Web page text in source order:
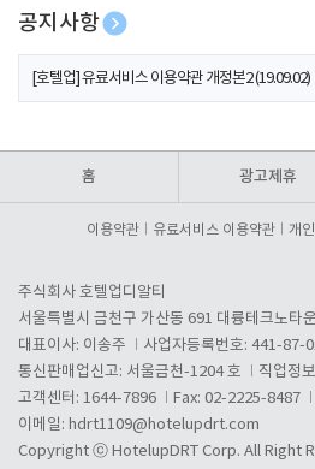
공지사항
[호텔업] 개인정보 처리방침 개정본1 (19.09.02)
[호텔업] 유료서비스 이용약관 개정본2 (19.09.02)
홈 광고제휴
이용약관 유료서비스 이용약관 개
주식회사 호텔업디알티
서울특별시 금천구 가산동 691 대륭테크노타
대표이사: 이송주
사업자등록번호: 441-87-
통신판매업신고: 서울금천-1204 호
직업정
고객센터: 1644-7896
Fax: 02-2225-8487
이메일: hdrt1109@hotelupdrt.com
Copyright ⓒ HotelupDRT Corp. All Right